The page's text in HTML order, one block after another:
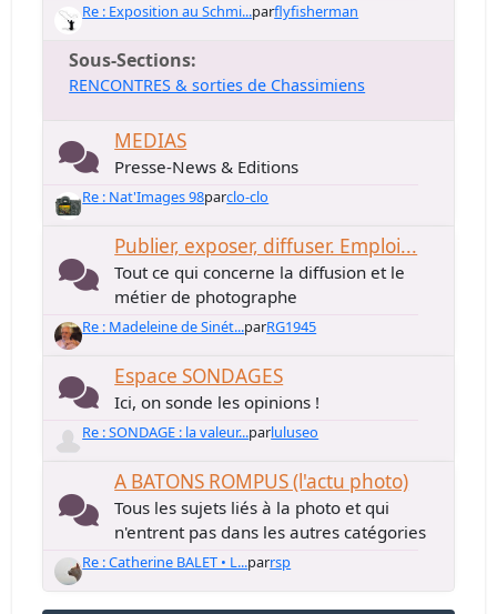
Re : Exposition au Schmi...parflyfisherman
Sous-Sections
RENCONTRES & sorties de Chassimiens
MEDIAS
Presse-News & Editions
Re : Nat'Images 98parclo-clo
Publier, exposer, diffuser. Emploi...
Tout ce qui concerne la diffusion et le
métier de photographe
Re : Madeleine de Sinét...parRG1945
Espace SONDAGES
Ici, on sonde les opinions !
Re : SONDAGE : la valeur...parluluseo
A BATONS ROMPUS (l'actu photo)
Tous les sujets liés à la photo et qui
n'entrent pas dans les autres catégories
Re : Catherine BALET • L...parrsp